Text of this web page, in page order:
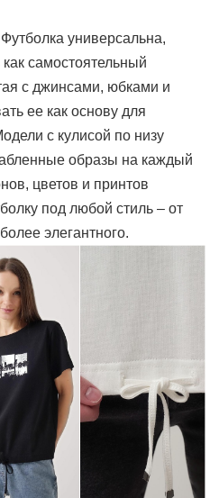
универсальна,
самостоятельный
с джинсами, юбками и
ее как основу для
с кулисой по низу
образы на каждый
цветов и принтов
под любой стиль – от
элегантного.